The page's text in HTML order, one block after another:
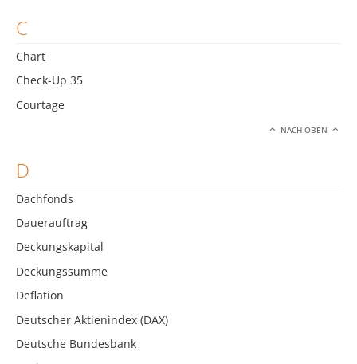
C
Chart
Check-Up 35
Courtage
NACH OBEN
D
Dachfonds
Dauerauftrag
Deckungskapital
Deckungssumme
Deflation
Deutscher Aktienindex (DAX)
Deutsche Bundesbank